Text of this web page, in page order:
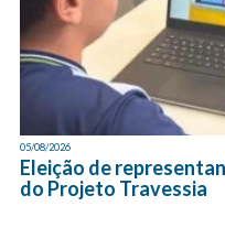
05/08/2026
Eleição de
do Projeto Travessia